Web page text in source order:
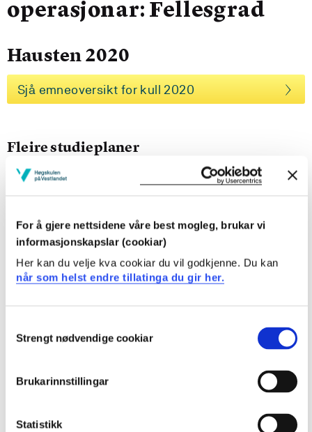
For å gjere nettsidene våre best mogleg, brukar vi
informasjonskapslar (cookiar)
Her kan du velje kva cookiar du vil godkjenne. Du kan
når som helst endre tillatinga du gir her.
Selection
Strengt nødvendige cookiar
Brukarinnstillingar
Statistikk
operasjonar: Fellesgrad
Hausten 2020
Sjå emneoversikt for kull 2020
Fleire studieplaner
Kull Hausten 2026
Kull Hausten 2023
Kull Hausten 2022
Kull Hausten 2018
Kull Hausten 2017